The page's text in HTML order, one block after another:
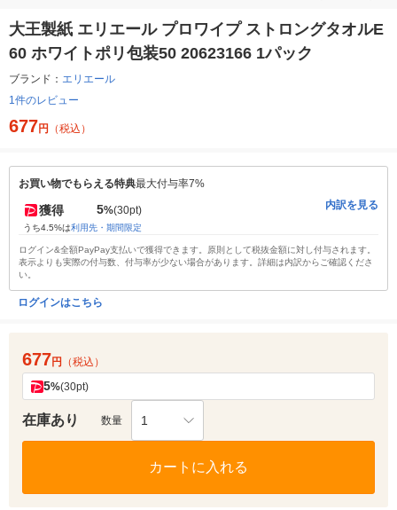
大王製紙 エリエール プロワイプ ストロングタオルE
60 ホワイトポリ包装50 20623166 1パック
ブランド： エリエール
1件のレビュー
677円 （税込）
お買い物でもらえる特典最大付与率7%
獲得 5%(30pt)
うち4.5%は利用先・期間限定
内訳を見る
ログイン&全額PayPay支払いで獲得できます。原則として税抜金額に対し付与されます。
表示よりも実際の付与数、付与率が少ない場合があります。詳細は内訳からご確認くださ
い。
ログインはこちら
677円 （税込）
5%(30pt)
在庫あり 数量 1
カートに入れる